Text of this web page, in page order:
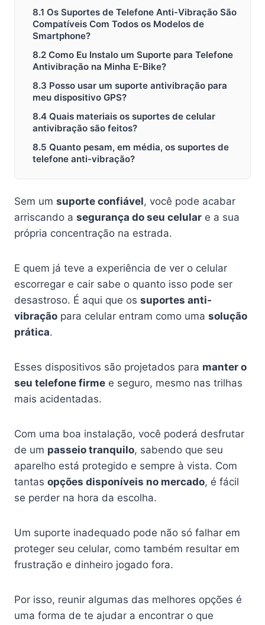
8.1 Os Suportes de Telefone Anti-Vibração São
Compatíveis Com Todos os Modelos de
Smartphone?
8.2 Como Eu Instalo um Suporte para Telefone
Antivibração na Minha E-Bike?
8.3 Posso usar um suporte antivibração para
meu dispositivo GPS?
8.4 Quais materiais os suportes de celular
antivibração são feitos?
8.5 Quanto pesam, em média, os suportes de
telefone anti-vibração?
Sem um suporte confiável, você pode acabar
arriscando a segurança do seu celular e a sua
própria concentração na estrada.
E quem já teve a experiência de ver o celular
escorregar e cair sabe o quanto isso pode ser
desastroso. É aqui que os suportes anti-
vibração para celular entram como uma solução
prática.
Esses dispositivos são projetados para manter o
seu telefone firme e seguro, mesmo nas trilhas
mais acidentadas.
Com uma boa instalação, você poderá desfrutar
de um passeio tranquilo, sabendo que seu
aparelho está protegido e sempre à vista. Com
tantas opções disponíveis no mercado, é fácil
se perder na hora da escolha.
Um suporte inadequado pode não só falhar em
proteger seu celular, como também resultar em
frustração e dinheiro jogado fora.
Por isso, reunir algumas das melhores opções é
uma forma de te ajudar a encontrar o que